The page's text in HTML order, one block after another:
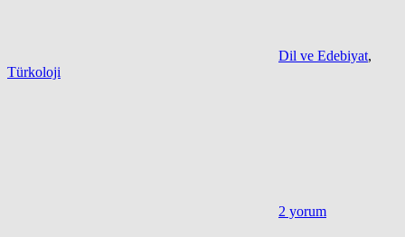
Dil ve Edebiyat,
Türkoloji
2 yorum